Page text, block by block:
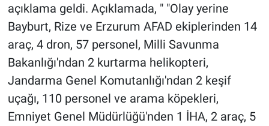
açıklama geldi. Açıklamada, " "Olay yerine
Bayburt, Rize ve Erzurum AFAD ekiplerinden 14
araç, 4 dron, 57 personel, Milli Savunma
Bakanlığı'ndan 2 kurtarma helikopteri,
Jandarma Genel Komutanlığı'ndan 2 keşif
uçağı, 110 personel ve arama köpekleri,
Emniyet Genel Müdürlüğü'nden 1 İHA, 2 araç, 5